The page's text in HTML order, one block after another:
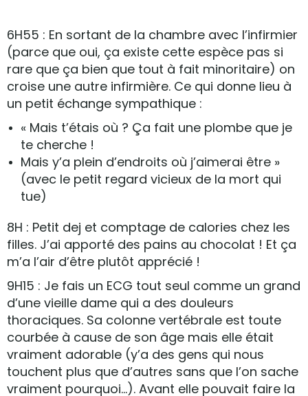
6H55 : En sortant de la chambre avec l’infirmier
(parce que oui, ça existe cette espèce pas si
rare que ça bien que tout à fait minoritaire) on
croise une autre infirmière. Ce qui donne lieu à
un petit échange sympathique :
« Mais t’étais où ? Ça fait une plombe que je
te cherche !
Mais y’a plein d’endroits où j’aimerai être »
(avec le petit regard vicieux de la mort qui
tue)
8H : Petit dej et comptage de calories chez les
filles. J’ai apporté des pains au chocolat ! Et ça
m’a l’air d’être plutôt apprécié !
9H15 : Je fais un ECG tout seul comme un grand
d’une vieille dame qui a des douleurs
thoraciques. Sa colonne vertébrale est toute
courbée à cause de son âge mais elle était
vraiment adorable (y’a des gens qui nous
touchent plus que d’autres sans que l’on sache
vraiment pourquoi…). Avant elle pouvait faire la